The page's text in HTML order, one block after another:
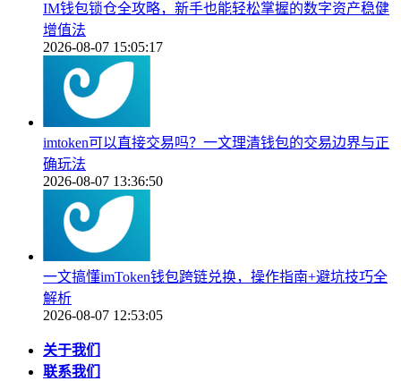
IM钱包锁仓全攻略，新手也能轻松掌握的数字资产稳健
增值法
2026-08-07 15:05:17
imtoken可以直接交易吗？一文理清钱包的交易边界与正
确玩法
2026-08-07 13:36:50
一文搞懂imToken钱包跨链兑换，操作指南+避坑技巧全
解析
2026-08-07 12:53:05
关于我们
联系我们